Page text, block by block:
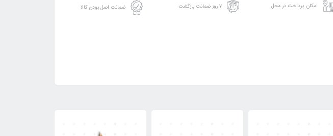
امکان پرداخت در محل ۷ روز ضمانت بازگشت ضمانت اصل بودن کالا